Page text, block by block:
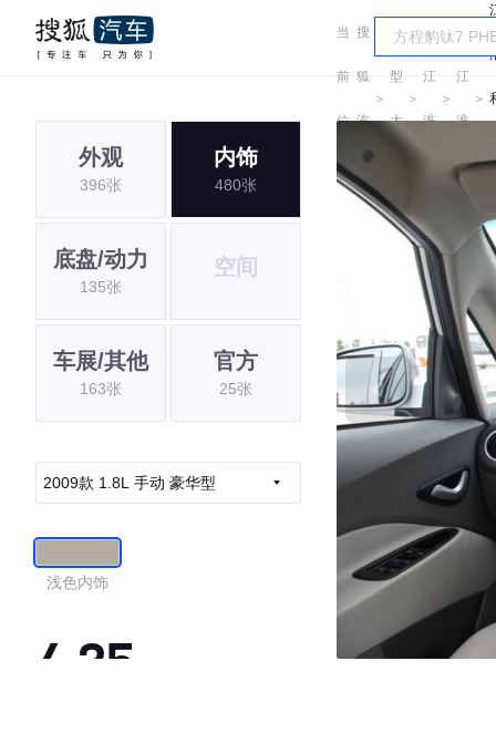
当
前
位
置:
搜
狐
汽
车
＞
车
型
大
＞
江
淮
＞
江
淮
＞
外观
396张
内饰
480张
底盘/动力
135张
空间
车展/其他
163张
官方
25张
2009款 1.8L 手动 豪华型
浅色内饰
4.35